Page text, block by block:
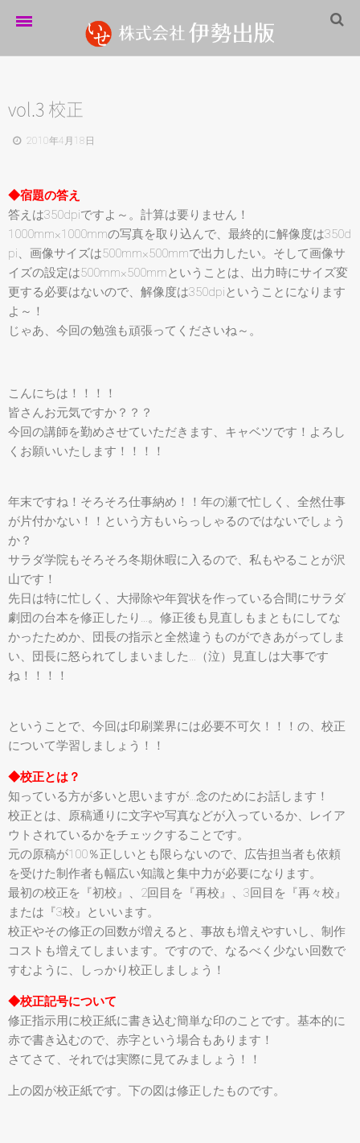
伊勢出版だより
営業案内
企業情報
採用情報
パートナーシップ
お問い合わせ
サイトマップ
vol.3 校正
2010年4月18日
◆宿題の答え
答えは350dpiですよ～。計算は要りません！
1000mm×1000mmの写真を取り込んで、最終的に解像度は350d
pi、画像サイズは500mm×500mmで出力したい。そして画像サ
イズの設定は500mm×500mmということは、出力時にサイズ変
更する必要はないので、解像度は350dpiということになります
よ～！
じゃあ、今回の勉強も頑張ってくださいね～。
こんにちは！！！！
皆さんお元気ですか？？？
今回の講師を勤めさせていただきます、キャベツです！よろし
くお願いいたします！！！！
年末ですね！そろそろ仕事納め！！年の瀬で忙しく、全然仕事
が片付かない！！という方もいらっしゃるのではないでしょう
か？
サラダ学院もそろそろ冬期休暇に入るので、私もやることが沢
山です！
先日は特に忙しく、大掃除や年賀状を作っている合間にサラダ
劇団の台本を修正したり…。修正後も見直しもまともにしてな
かったためか、団長の指示と全然違うものができあがってしま
い、団長に怒られてしまいました…（泣）見直しは大事です
ね！！！！
ということで、今回は印刷業界には必要不可欠！！！の、校正
について学習しましょう！！
◆校正とは？
知っている方が多いと思いますが…念のためにお話します！
校正とは、原稿通りに文字や写真などが入っているか、レイア
ウトされているかをチェックすることです。
元の原稿が100％正しいとも限らないので、広告担当者も依頼
を受けた制作者も幅広い知識と集中力が必要になります。
最初の校正を『初校』、2回目を『再校』、3回目を『再々校』
または『3校』といいます。
校正やその修正の回数が増えると、事故も増えやすいし、制作
コストも増えてしまいます。ですので、なるべく少ない回数で
すむように、しっかり校正しましょう！
◆校正記号について
修正指示用に校正紙に書き込む簡単な印のことです。基本的に
赤で書き込むので、赤字という場合もあります！
さてさて、それでは実際に見てみましょう！！
上の図が校正紙です。下の図は修正したものです。